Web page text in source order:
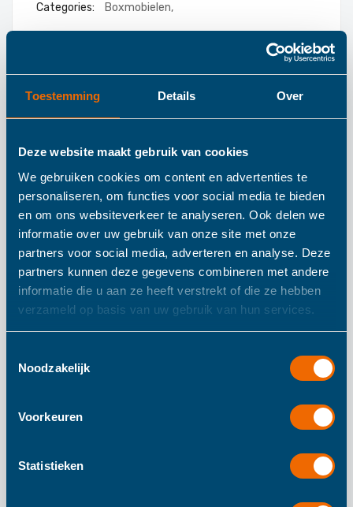
Toestemming Details Over
Deze website maakt gebruik van cookies
We gebruiken cookies om content en advertenties te
personaliseren, om functies voor social media te bieden
en om ons websiteverkeer te analyseren. Ook delen we
informatie over uw gebruik van onze site met onze
partners voor social media, adverteren en analyse. Deze
partners kunnen deze gegevens combineren met andere
informatie die u aan ze heeft verstrekt of die ze hebben
verzameld op basis van uw gebruik van hun services.
Noodzakelijk
Voorkeuren
Statistieken
Categories: Boxmobielen,
Fehn Mini Musical
Fairy Feehnland
Mini muzikale fee Knuffel. Opwindbare muziekdoos met
zachte melodie “Het Zwanenmeer” kalmeert in elke
informatie